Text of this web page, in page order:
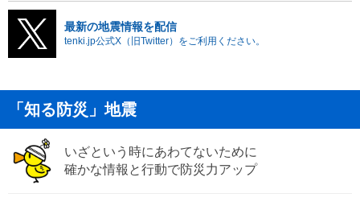
最新の地震情報を配信
tenki.jp公式X（旧Twitter）をご利用ください。
「知る防災」地震
いざという時にあわてないために
確かな情報と行動で防災力アップ